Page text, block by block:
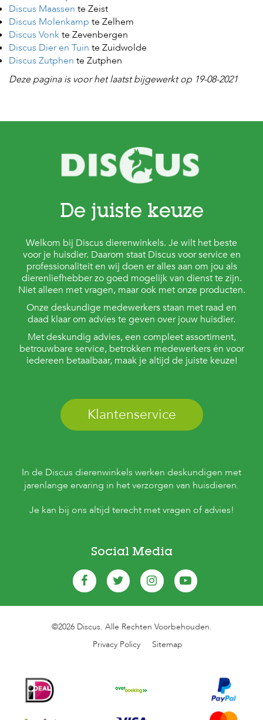
Discus Maassen te Zeist
Discus Molenkamp te Zelhem
Discus Vonkte Zevenbergen
Discus Dier en Tuin te Zuidwolde
Discus Zutphen te Zutphen
Deze pagina is voor het laatst bijgewerkt op 19-08-2021
De juiste keuze
Welkom bij Discus dierenwinkels. Je wilt het beste
voor je huisdier. Daarom staat Discus voor service en
professionaliteit en wij doen er alles aan om jou als
dierenliefhebber zo goed mogelijk van dienst te zijn.
Niet alleen met vragen, maar ook met onze producten.
Onze deskundige medewerkers staan met raad en
daad klaar om advies te geven over jouw huisdier.
Met deskundig advies, een compleet assortiment,
betrouwbare service, betrokken medewerkers én voor
iedereen betaalbaar, maak je altijd de juiste keuze!
Klantenservice
In de Discus dierenwinkels werken deskundigen met
jarenlange ervaring in het verzorgen van huisdieren.
Je kan bij ons altijd terecht met vragen of advies!
Social Media
©2026 Discus. Alle Rechten Voorbehouden.
Privacy Policy
Sitemap